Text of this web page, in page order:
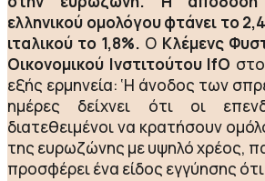
ελληνικού ομολόγου φτάνει το
ιταλικού το 1,8%. Ο Κλέμενς
Οικονομικού Ινστιτούτου IfO
εξής ερμηνεία: ‘Η άνοδος των
ημέρες δείχνει ότι οι
διατεθειμένοι να κρατήσουν
της ευρωζώνης με υψηλό χρέος,
προσφέρει ένα είδος εγγύησης